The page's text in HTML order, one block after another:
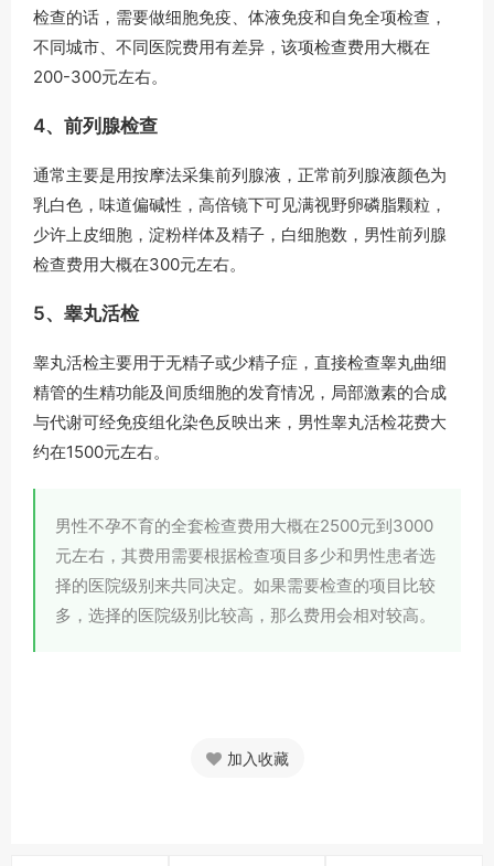
检查的话，需要做细胞免疫、体液免疫和自免全项检查，
不同城市、不同医院费用有差异，该项检查费用大概在
200-300元左右。
4、前列腺检查
通常主要是用按摩法采集前列腺液，正常前列腺液颜色为
乳白色，味道偏碱性，高倍镜下可见满视野卵磷脂颗粒，
少许上皮细胞，淀粉样体及精子，白细胞数，男性前列腺
检查费用大概在300元左右。
5、睾丸活检
睾丸活检主要用于无精子或少精子症，直接检查睾丸曲细
精管的生精功能及间质细胞的发育情况，局部激素的合成
与代谢可经免疫组化染色反映出来，男性睾丸活检花费大
约在1500元左右。
男性不孕不育的全套检查费用大概在2500元到3000
元左右，其费用需要根据检查项目多少和男性患者选
择的医院级别来共同决定。如果需要检查的项目比较
多，选择的医院级别比较高，那么费用会相对较高。
加入收藏